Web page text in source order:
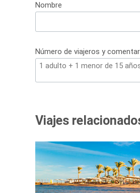
Nombre
Número de viajeros y
Viajes